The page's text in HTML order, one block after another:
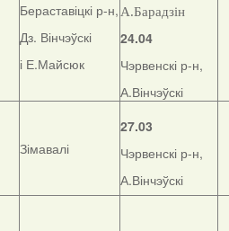
Бераставіцкі р-н,
Дз. Вінчэўскі
і Е.Майсюк
А.Барадзін
24.04
Чэрвенскі р-н,
А.Вінчэўскі
Зімавалі
27.03
Чэрвенскі р-н,
А.Вінчэўскі